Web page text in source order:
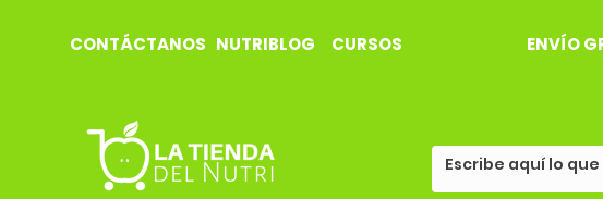
CONTÁCTANOS NUTRIBLOG CURSOS ENVÍO